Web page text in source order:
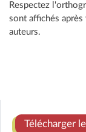
Respectez
sont affichés
auteurs.
Télécharger